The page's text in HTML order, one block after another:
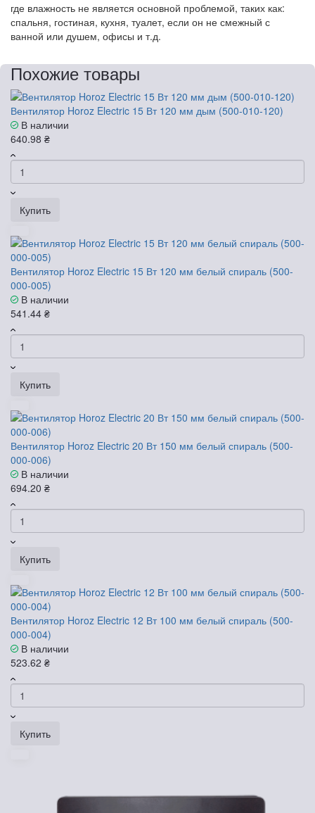
где влажность не является основной проблемой, таких как:
спальня, гостиная, кухня, туалет, если он не смежный с
ванной или душем, офисы и т.д.
Похожие товары
Вентилятор Horoz Electric 15 Вт 120 мм дым (500-010-120)
В наличии
640.98 ₴
Купить
Вентилятор Horoz Electric 15 Вт 120 мм белый спираль (500-
000-005)
В наличии
541.44 ₴
Купить
Вентилятор Horoz Electric 20 Вт 150 мм белый спираль (500-
000-006)
В наличии
694.20 ₴
Купить
Вентилятор Horoz Electric 12 Вт 100 мм белый спираль (500-
000-004)
В наличии
523.62 ₴
Купить